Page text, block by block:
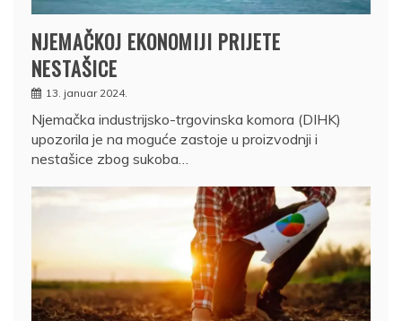
NJEMAČKOJ EKONOMIJI PRIJETE
NESTAŠICE
13. januar 2024.
Njemačka industrijsko-trgovinska komora (DIHK)
upozorila je na moguće zastoje u proizvodnji i
nestašice zbog sukoba…